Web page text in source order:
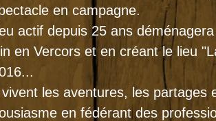
en campagne.
actif depuis 25 ans
en Vercors et en créant le lieu
les aventures, les partages
en fédérant des